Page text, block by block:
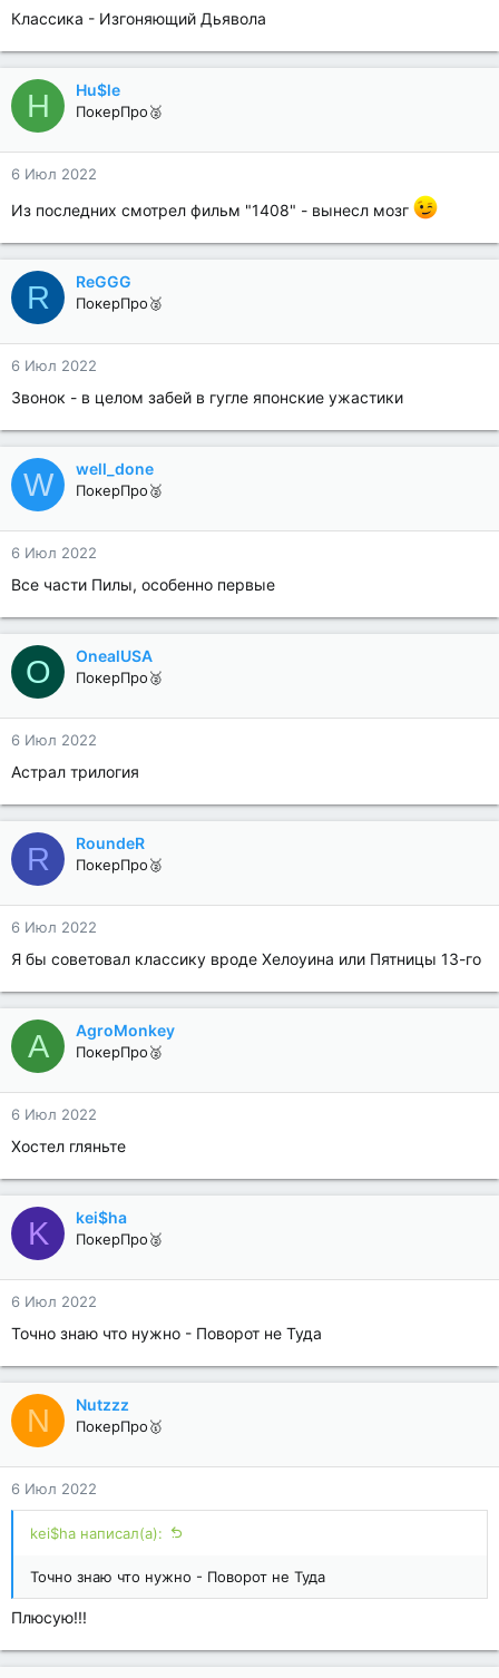
Классика - Изгоняющий Дьявола
H Hu$le
ПокерПро🥈
6 Июл 2022
Из последних смотрел фильм "1408" - вынесл мозг
R ReGGG
ПокерПро🥈
6 Июл 2022
Звонок - в целом забей в гугле японские ужастики
W well_done
ПокерПро🥈
6 Июл 2022
Все части Пилы, особенно первые
O OnealUSA
ПокерПро🥈
6 Июл 2022
Астрал трилогия
R RoundeR
ПокерПро🥈
6 Июл 2022
Я бы советовал классику вроде Хелоуина или Пятницы 13-го
A AgroMonkey
ПокерПро🥈
6 Июл 2022
Хостел гляньте
K kei$ha
ПокерПро🥈
6 Июл 2022
Точно знаю что нужно - Поворот не Туда
N Nutzzz
ПокерПро🥇
6 Июл 2022
kei$ha написал(а):
Точно знаю что нужно - Поворот не Туда
Плюсую!!!